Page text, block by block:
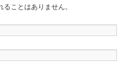
ることはありません。